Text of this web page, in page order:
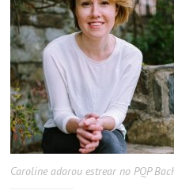
Caroline adorou estrear no PQP